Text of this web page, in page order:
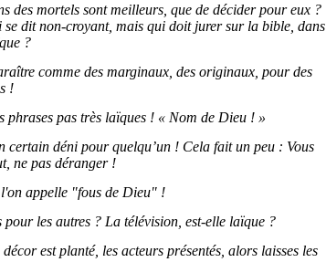
des mortels sont meilleurs, que de décider pour eux ?
se dit non-croyant, mais qui doit jurer sur la bible, dans
?
comme des marginaux, des originaux, pour des
!
pas très laïques ! « Nom de Dieu ! »
certain déni pour quelqu’un ! Cela fait un peu : Vous
ne pas déranger !
appelle "fous de Dieu" !
les autres ? La télévision, est-elle laïque ?
est planté, les acteurs présentés, alors laisses les